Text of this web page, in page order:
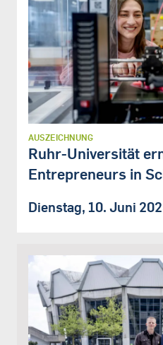
AUSZEICHNUNG
Ruhr-Universität
Entrepreneurs in
Dienstag, 10. Juni